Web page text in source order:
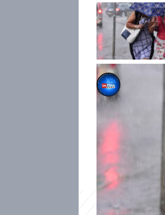
Michael
25. čvc 2025,
Sobotní
hrozit na
také silné